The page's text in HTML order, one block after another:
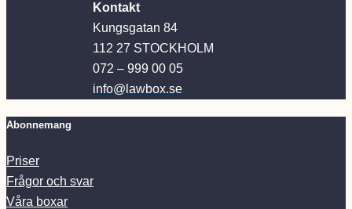
Kontakt
Kungsgatan 84
112 27 STOCKHOLM
072 – 999 00 05
info@lawbox.se
Abonnemang
Priser
Frågor och svar
Våra boxar